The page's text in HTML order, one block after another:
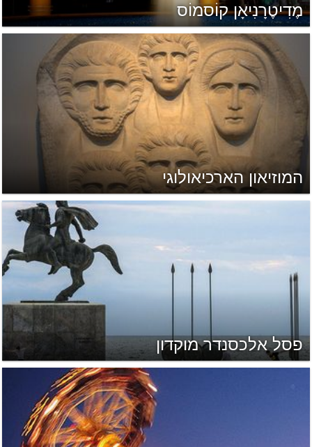
מֶדִיטֶרָנִיאָן קוֹסמוֹס
המוזיאון הארכיאולוגי
פסל אלכסנדר מוקדון